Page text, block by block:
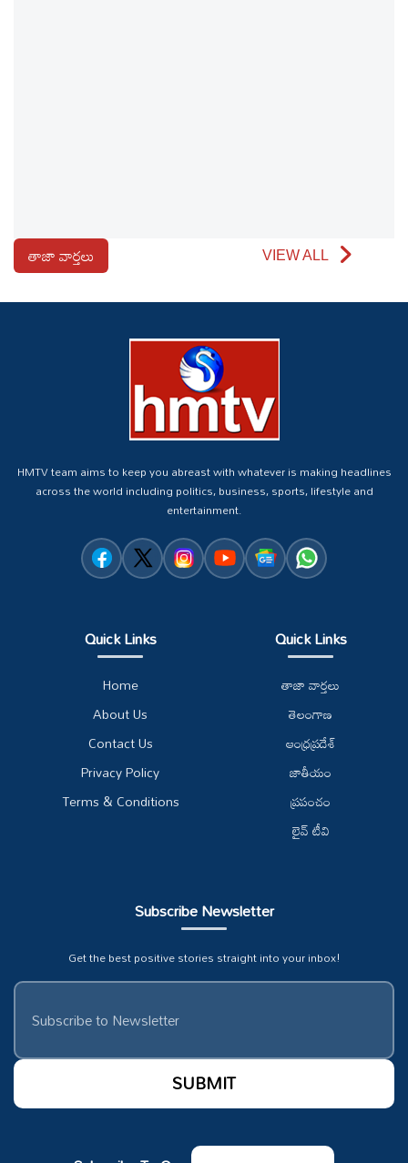
తాజా వార్తలు VIEW ALL
HMTV team aims to keep you abreast with whatever is making headlines
across the world including politics, business, sports, lifestyle and
entertainment.
Quick Links
Home
About Us
Contact Us
Privacy Policy
Terms & Conditions
Quick Links
తాజా వార్తలు
తెలంగాణ
ఆంధ్రప్రదేశ్
జాతీయం
ప్రపంచం
లైవ్ టీవి
Subscribe Newsletter
Get the best positive stories straight into your inbox!